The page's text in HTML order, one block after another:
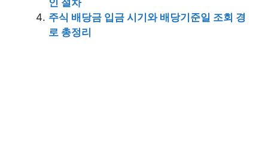
인 절차
주식 배당금 입금 시기와 배당기준일 조회 경
로 총정리